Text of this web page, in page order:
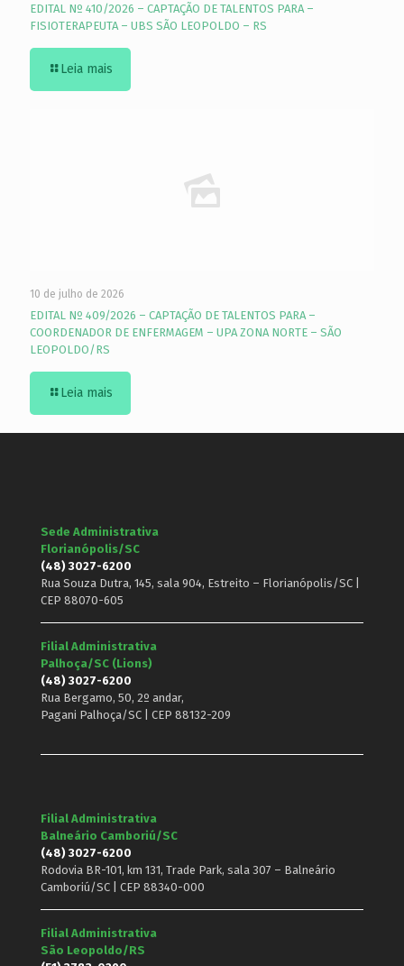
EDITAL Nº 410/2026 – CAPTAÇÃO DE TALENTOS PARA –
FISIOTERAPEUTA – UBS SÃO LEOPOLDO – RS
Leia mais
10 de julho de 2026
EDITAL Nº 409/2026 – CAPTAÇÃO DE TALENTOS PARA –
COORDENADOR DE ENFERMAGEM – UPA ZONA NORTE – SÃO
LEOPOLDO/RS
Leia mais
Sede Administrativa
Florianópolis/SC
(48) 3027-6200
Rua Souza Dutra, 145, sala 904, Estreito – Florianópolis/SC |
CEP 88070-605
Filial Administrativa
Palhoça/SC (Lions)
(48) 3027-6200
Rua Bergamo, 50, 2º andar,
Pagani Palhoça/SC | CEP 88132-209
Filial Administrativa
Balneário Camboriú/SC
(48) 3027-6200
Rodovia BR-101, km 131, Trade Park, sala 307 – Balneário
Camboriú/SC | CEP 88340-000
Filial Administrativa
São Leopoldo/RS